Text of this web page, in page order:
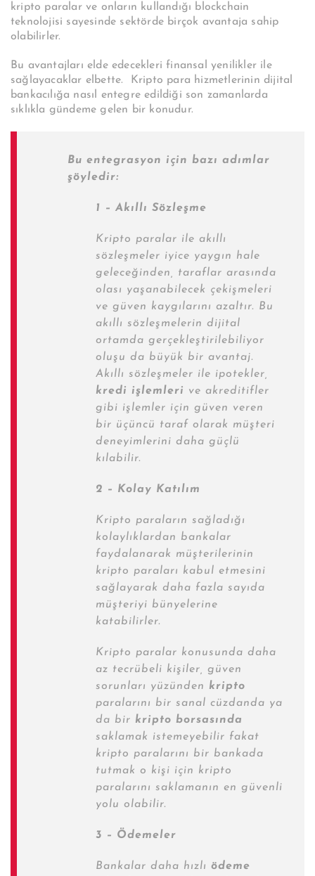
kripto paralar ve onların kullandığı blockchain
teknolojisi sayesinde sektörde birçok avantaja sahip
olabilirler.
Bu avantajları elde edecekleri finansal yenilikler ile
sağlayacaklar elbette. Kripto para hizmetlerinin dijital
bankacılığa nasıl entegre edildiği son zamanlarda
sıklıkla gündeme gelen bir konudur.
Bu entegrasyon için bazı adımlar
şöyledir:
1 – Akıllı Sözleşme
Kripto paralar ile akıllı
sözleşmeler iyice yaygın hale
geleceğinden, taraflar arasında
olası yaşanabilecek çekişmeleri
ve güven kaygılarını azaltır. Bu
akıllı sözleşmelerin dijital
ortamda gerçekleştirilebiliyor
oluşu da büyük bir avantaj.
Akıllı sözleşmeler ile ipotekler,
kredi işlemleri ve akreditifler
gibi işlemler için güven veren
bir üçüncü taraf olarak müşteri
deneyimlerini daha güçlü
kılabilir.
2 – Kolay Katılım
Kripto paraların sağladığı
kolaylıklardan bankalar
faydalanarak müşterilerinin
kripto paraları kabul etmesini
sağlayarak daha fazla sayıda
müşteriyi bünyelerine
katabilirler.
Kripto paralar konusunda daha
az tecrübeli kişiler, güven
sorunları yüzünden kripto
paralarını bir sanal cüzdanda ya
da bir kripto borsasında
saklamak istemeyebilir fakat
kripto paralarını bir bankada
tutmak o kişi için kripto
paralarını saklamanın en güvenli
yolu olabilir.
3 – Ödemeler
Bankalar daha hızlı ödeme